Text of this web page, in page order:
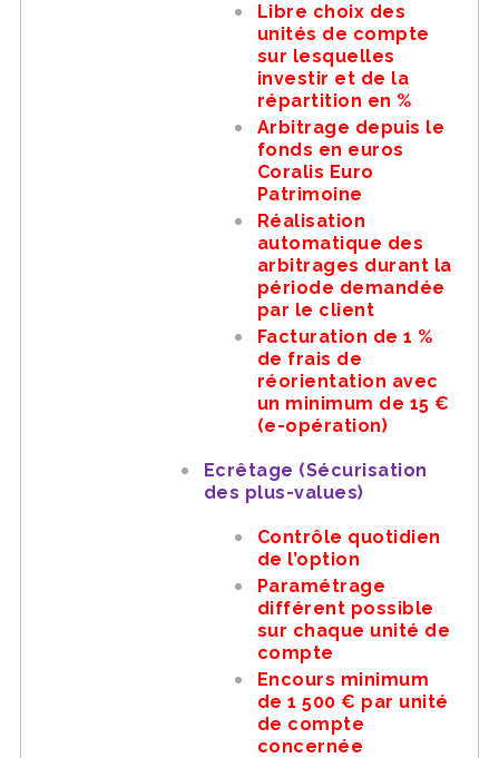
Libre choix des
unités de compte
sur lesquelles
investir et de la
répartition en %
Arbitrage depuis le
fonds en euros
Coralis Euro
Patrimoine
Réalisation
automatique des
arbitrages durant la
période demandée
par le client
Facturation de 1 %
de frais de
réorientation avec
un minimum de 15 €
(e-opération)
Ecrêtage (Sécurisation
des plus-values)
Contrôle quotidien
de l’option
Paramétrage
différent possible
sur chaque unité de
compte
Encours minimum
de 1 500 € par unité
de compte
concernée